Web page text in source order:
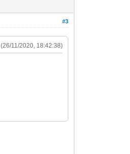
#3
(26/11/2020, 18:42:38)